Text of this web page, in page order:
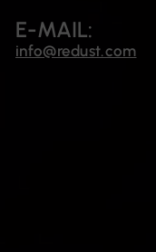
E-MAIL:
info@redust.com